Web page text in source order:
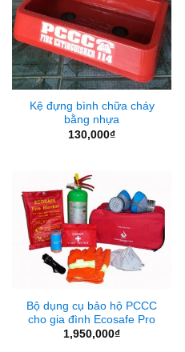
Kệ đựng bình chữa cháy
bằng nhựa
130,000₫
Bộ dụng cụ bảo hộ PCCC
cho gia đình Ecosafe Pro
1,950,000₫